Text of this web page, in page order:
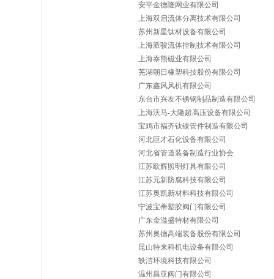
安平金德隆网业有限公司
上海双启流体分离技术有限公司
苏州新星钛材设备有限公司
上海派骏流体控制技术有限公司
上海泰熊磁业有限公司
芜湖朝日橡塑科技股份有限公司
广东鑫风风机有限公司
东台市兴友不锈钢制品制造有限公司
上海沃马-大隆超高压设备有限公司
宝鸡市福齐钛镍管件制造有限公司
河北巨才石化设备有限公司
河北省管道装备制造行业协会
江苏欧辉照明灯具有限公司
江苏元新防腐科技有限公司
江苏奥凯新材料科技有限公司
宁波宝蒂塑胶阀门有限公司
广东金溢盛特材有限公司
苏州奥德高端装备股份有限公司
昆山特来科机电设备有限公司
轶洁环境科技有限公司
温州昌亚阀门有限公司